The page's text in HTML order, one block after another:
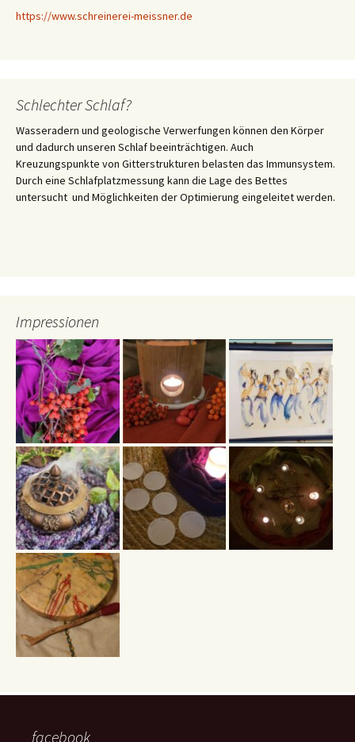
https://www.schreinerei-meissner.de
Schlechter Schlaf?
Wasseradern und geologische Verwerfungen können den Körper
und dadurch unseren Schlaf beeinträchtigen. Auch
Kreuzungspunkte von Gitterstrukturen belasten das Immunsystem.
Durch eine Schlafplatzmessung kann die Lage des Bettes
untersucht und Möglichkeiten der Optimierung eingeleitet werden.
Impressionen
facebook